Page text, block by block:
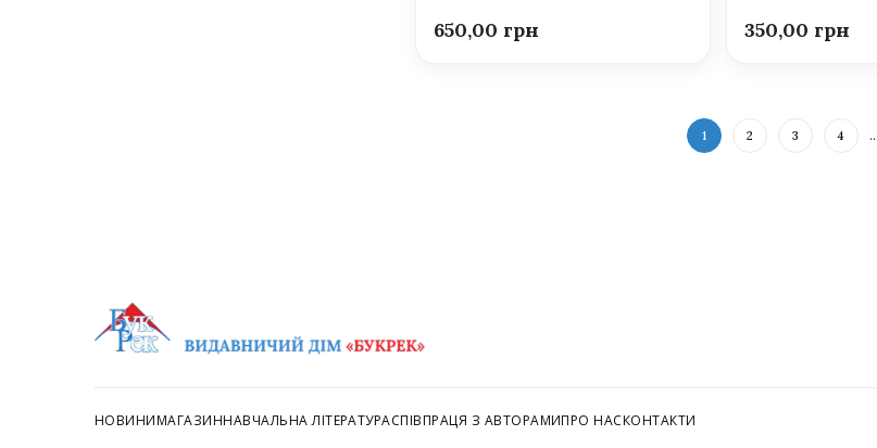
650,00 350,00
1 2 3 4 …
НОВИНИМАГАЗИННАВЧАЛЬНА ЛІТЕРАТУРАСПІВПРАЦЯ З АВТОРАМИПРО НАСКОНТАКТИ